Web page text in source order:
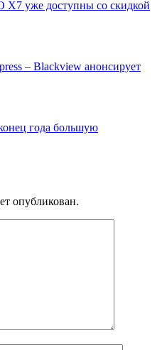
X7 уже доступны со скидкой
– Blackview анонсирует
года большую
опубликован.